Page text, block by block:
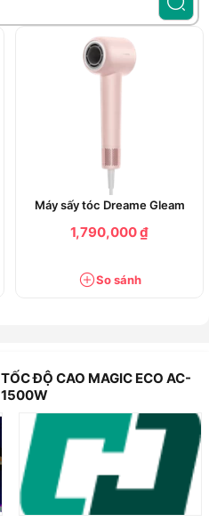
Máy sấy tóc Dreame Gleam
1,790,000 ₫
So sánh
ĐỘ CAO MAGIC ECO AC-
1500W